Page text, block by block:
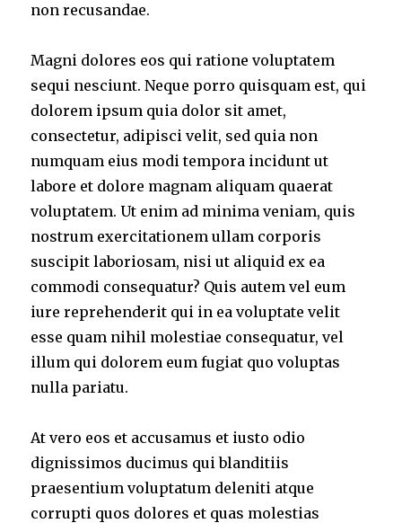
non recusandae.
Magni dolores eos qui ratione voluptatem
sequi nesciunt. Neque porro quisquam est, qui
dolorem ipsum quia dolor sit amet,
consectetur, adipisci velit, sed quia non
numquam eius modi tempora incidunt ut
labore et dolore magnam aliquam quaerat
voluptatem. Ut enim ad minima veniam, quis
nostrum exercitationem ullam corporis
suscipit laboriosam, nisi ut aliquid ex ea
commodi consequatur? Quis autem vel eum
iure reprehenderit qui in ea voluptate velit
esse quam nihil molestiae consequatur, vel
illum qui dolorem eum fugiat quo voluptas
nulla pariatu.
At vero eos et accusamus et iusto odio
dignissimos ducimus qui blanditiis
praesentium voluptatum deleniti atque
corrupti quos dolores et quas molestias